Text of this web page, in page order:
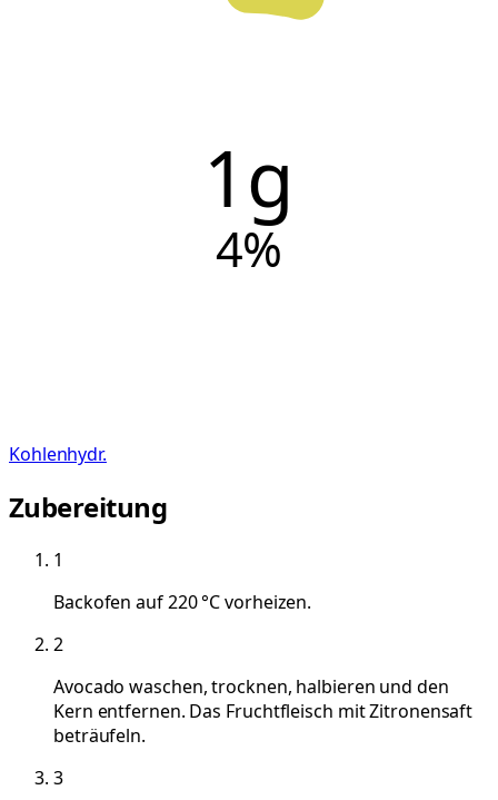
1g
4%
Kohlenhydr.
Zubereitung
1
Backofen auf 220 °C vorheizen.
2
Avocado waschen, trocknen, halbieren und den
Kern entfernen. Das Fruchtfleisch mit Zitronensaft
beträufeln.
3